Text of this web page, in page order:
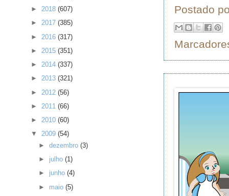
Postado
► 2018 (607)
► 2017 (385)
► 2016 (317)
► 2015 (351)
► 2014 (337)
► 2013 (321)
► 2012 (56)
► 2011 (66)
► 2010 (60)
▼ 2009 (54)
►dezembro(3)
► julho(1)
► junho(4)
► maio(5)